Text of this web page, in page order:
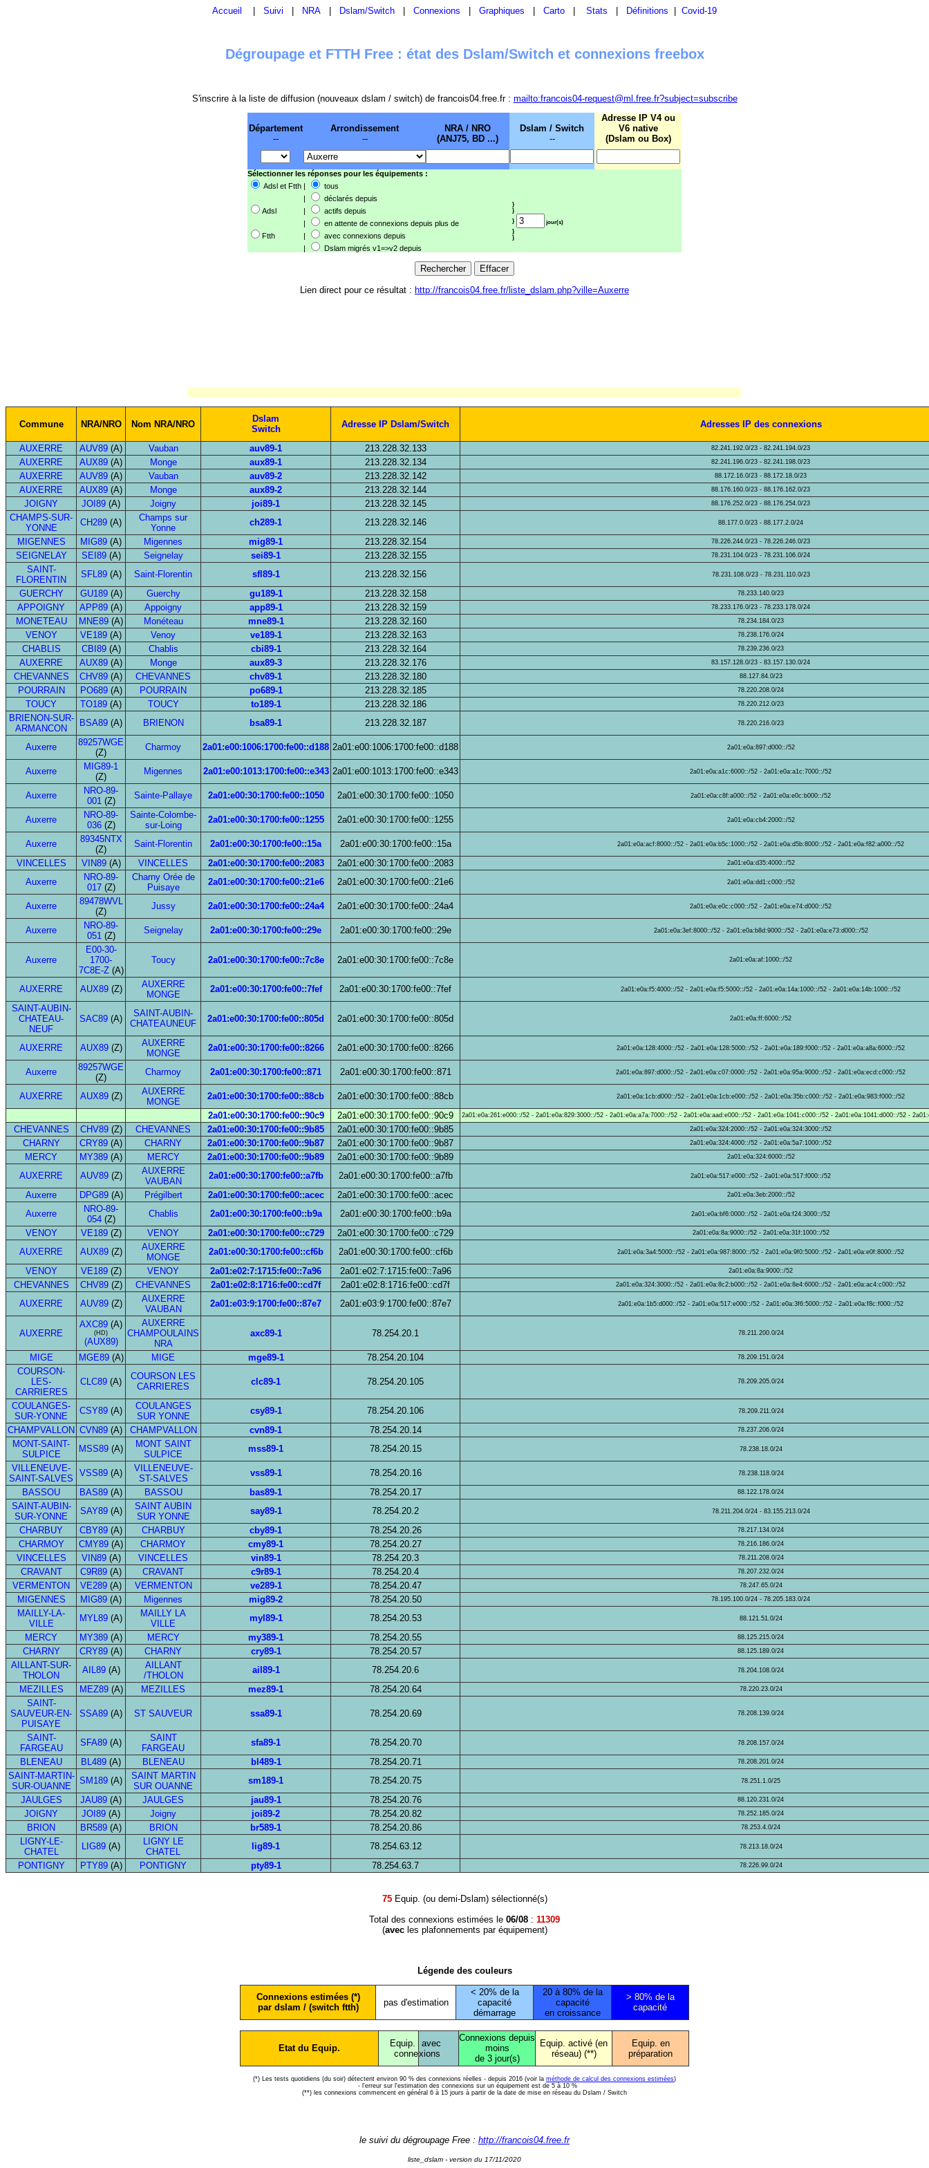
Accueil Suivi NRA Dslam/Switch Connexions Graphiques Carto Stats Définitions Covid-19
Dégroupage et FTTH Free : état des Dslam/Switch et connexions freebox
S'inscrire à la liste de diffusion (nouveaux dslam / switch) de francois04.free.fr : mailto:francois04-request@ml.free.fr?subject=subscribe
Département
--
Arrondissement
--
NRA / NRO
(ANJ75, BD ...)
Dslam / Switch
--
Adresse IP V4 ou
V6 native
(Dslam ou Box)
Sélectionner les réponses pour les équipements :
Adsl et Ftth |
tous
|
déclarés depuis
}
}
}
jour(s)
}
}
Adsl |
actifs depuis
|
en attente de connexions depuis plus de
Ftth
|
avec connexions depuis
|
Dslam migrés v1=>v2 depuis
Lien direct pour ce résultat : http://francois04.free.fr/liste_dslam.php?ville=Auxerre
Commune NRA/NRO Nom NRA/NRO
Dslam
Switch
Adresse IP Dslam/Switch Adresses IP des connexions
AUXERRE AUV89 (A) Vauban auv89-1 213.228.32.133 82.241.192.0/23 - 82.241.194.0/23
AUXERRE AUX89 (A) Monge aux89-1 213.228.32.134 82.241.196.0/23 - 82.241.198.0/23
AUXERRE AUV89 (A) Vauban auv89-2 213.228.32.142 88.172.16.0/23 - 88.172.18.0/23
AUXERRE AUX89 (A) Monge aux89-2 213.228.32.144 88.176.160.0/23 - 88.176.162.0/23
JOIGNY JOI89 (A) Joigny joi89-1 213.228.32.145 88.176.252.0/23 - 88.176.254.0/23
CHAMPS-SUR-
YONNE
CH289 (A)
Champs sur
Yonne
ch289-1 213.228.32.146 88.177.0.0/23 - 88.177.2.0/24
MIGENNES MIG89 (A) Migennes mig89-1 213.228.32.154 78.226.244.0/23 - 78.226.246.0/23
SEIGNELAY SEI89(A) Seignelay sei89-1 213.228.32.155 78.231.104.0/23 - 78.231.106.0/24
SAINT-
FLORENTIN
SFL89(A) Saint-Florentin sfl89-1 213.228.32.156 78.231.108.0/23 - 78.231.110.0/23
GUERCHY GU189(A) Guerchy gu189-1 213.228.32.158 78.233.140.0/23
APPOIGNY APP89 (A) Appoigny app89-1 213.228.32.159 78.233.176.0/23 - 78.233.178.0/24
MONETEAU MNE89 (A) Monéteau mne89-1 213.228.32.160 78.234.184.0/23
VENOY VE189 (A) Venoy ve189-1 213.228.32.163 78.238.176.0/24
CHABLIS CBI89(A) Chablis cbi89-1 213.228.32.164 78.239.236.0/23
AUXERRE AUX89 (A) Monge aux89-3 213.228.32.176 83.157.128.0/23 - 83.157.130.0/24
CHEVANNES CHV89 (A) CHEVANNES chv89-1 213.228.32.180 88.127.84.0/23
POURRAIN PO689(A) POURRAIN po689-1 213.228.32.185 78.220.208.0/24
TOUCY TO189 (A) TOUCY to189-1 213.228.32.186 78.220.212.0/23
BRIENON-SUR-
ARMANCON
BSA89 (A) BRIENON bsa89-1 213.228.32.187 78.220.216.0/23
Auxerre
89257WGE
(Z)
Charmoy 2a01:e00:1006:1700:fe00::d188 2a01:e00:1006:1700:fe00::d188 2a01:e0a:897:d000::/52
Auxerre
MIG89-1
(Z)
Migennes 2a01:e00:1013:1700:fe00::e343 2a01:e00:1013:1700:fe00::e343 2a01:e0a:a1c:6000::/52 - 2a01:e0a:a1c:7000::/52
Auxerre
NRO-89-
001(Z)
Sainte-Pallaye 2a01:e00:30:1700:fe00::1050 2a01:e00:30:1700:fe00::1050 2a01:e0a:c8f:a000::/52 - 2a01:e0a:e0c:b000::/52
Auxerre
NRO-89-
036(Z)
Sainte-Colombe-
sur-Loing
2a01:e00:30:1700:fe00::1255 2a01:e00:30:1700:fe00::1255 2a01:e0a:cb4:2000::/52
Auxerre
89345NTX
(Z)
Saint-Florentin 2a01:e00:30:1700:fe00::15a 2a01:e00:30:1700:fe00::15a 2a01:e0a:acf:8000::/52 - 2a01:e0a:b5c:1000::/52 - 2a01:e0a:d5b:8000::/52 - 2a01:e0a:f82:a000::/52
VINCELLES VIN89(A) VINCELLES 2a01:e00:30:1700:fe00::2083 2a01:e00:30:1700:fe00::2083 2a01:e0a:d35:4000::/52
Auxerre
NRO-89-
017(Z)
Charny Orée de
Puisaye
2a01:e00:30:1700:fe00::21e6 2a01:e00:30:1700:fe00::21e6 2a01:e0a:dd1:c000::/52
Auxerre
89478WVL
(Z)
Jussy 2a01:e00:30:1700:fe00::24a4 2a01:e00:30:1700:fe00::24a4 2a01:e0a:e0c:c000::/52 - 2a01:e0a:e74:d000::/52
Auxerre
NRO-89-
051(Z)
Seignelay 2a01:e00:30:1700:fe00::29e 2a01:e00:30:1700:fe00::29e 2a01:e0a:3ef:8000::/52 - 2a01:e0a:b8d:9000::/52 - 2a01:e0a:e73:d000::/52
Auxerre
E00-30-
1700-
7C8E-Z(A)
Toucy 2a01:e00:30:1700:fe00::7c8e 2a01:e00:30:1700:fe00::7c8e 2a01:e0a:af:1000::/52
AUXERRE AUX89(Z)
AUXERRE
MONGE
2a01:e00:30:1700:fe00::7fef 2a01:e00:30:1700:fe00::7fef 2a01:e0a:f5:4000::/52 - 2a01:e0a:f5:5000::/52 - 2a01:e0a:14a:1000::/52 - 2a01:e0a:14b:1000::/52
SAINT-AUBIN-
CHATEAU-
NEUF
SAC89 (A)
SAINT-AUBIN-
CHATEAUNEUF
2a01:e00:30:1700:fe00::805d 2a01:e00:30:1700:fe00::805d 2a01:e0a:ff:6000::/52
AUXERRE AUX89(Z)
AUXERRE
MONGE
2a01:e00:30:1700:fe00::8266 2a01:e00:30:1700:fe00::8266 2a01:e0a:128:4000::/52 - 2a01:e0a:128:5000::/52 - 2a01:e0a:189:f000::/52 - 2a01:e0a:a8a:6000::/52
Auxerre
89257WGE
(Z)
Charmoy 2a01:e00:30:1700:fe00::871 2a01:e00:30:1700:fe00::871 2a01:e0a:897:d000::/52 - 2a01:e0a:c07:0000::/52 - 2a01:e0a:95a:9000::/52 - 2a01:e0a:ecd:c000::/52
AUXERRE AUX89(Z)
AUXERRE
MONGE
2a01:e00:30:1700:fe00::88cb 2a01:e00:30:1700:fe00::88cb 2a01:e0a:1cb:d000::/52 - 2a01:e0a:1cb:e000::/52 - 2a01:e0a:35b:c000::/52 - 2a01:e0a:983:f000::/52
2a01:e00:30:1700:fe00::90c9 2a01:e00:30:1700:fe00::90c9 2a01:e0a:261:e000::/52 - 2a01:e0a:829:3000::/52 - 2a01:e0a:a7a:7000::/52 - 2a01:e0a:aad:e000::/52 - 2a01:e0a:1041:c000::/52 - 2a01:e0a:1041:d000::/52 -
CHEVANNES CHV89(Z) CHEVANNES 2a01:e00:30:1700:fe00::9b85 2a01:e00:30:1700:fe00::9b85 2a01:e0a:324:2000::/52 - 2a01:e0a:324:3000::/52
CHARNY CRY89 (A) CHARNY 2a01:e00:30:1700:fe00::9b87 2a01:e00:30:1700:fe00::9b87 2a01:e0a:324:4000::/52 - 2a01:e0a:5a7:1000::/52
MERCY MY389 (A) MERCY 2a01:e00:30:1700:fe00::9b89 2a01:e00:30:1700:fe00::9b89 2a01:e0a:324:6000::/52
AUXERRE AUV89(Z)
AUXERRE
VAUBAN
2a01:e00:30:1700:fe00::a7fb 2a01:e00:30:1700:fe00::a7fb 2a01:e0a:517:e000::/52 - 2a01:e0a:517:f000::/52
Auxerre DPG89(A) Prégilbert 2a01:e00:30:1700:fe00::acec 2a01:e00:30:1700:fe00::acec 2a01:e0a:3eb:2000::/52
Auxerre
NRO-89-
054(Z)
Chablis 2a01:e00:30:1700:fe00::b9a 2a01:e00:30:1700:fe00::b9a 2a01:e0a:bf6:0000::/52 - 2a01:e0a:f24:3000::/52
VENOY VE189(Z) VENOY 2a01:e00:30:1700:fe00::c729 2a01:e00:30:1700:fe00::c729 2a01:e0a:8a:9000::/52 - 2a01:e0a:31f:1000::/52
AUXERRE AUX89(Z)
AUXERRE
MONGE
2a01:e00:30:1700:fe00::cf6b 2a01:e00:30:1700:fe00::cf6b 2a01:e0a:3a4:5000::/52 - 2a01:e0a:987:8000::/52 - 2a01:e0a:9f0:5000::/52 - 2a01:e0a:e0f:8000::/52
VENOY VE189(Z) VENOY 2a01:e02:7:1715:fe00::7a96 2a01:e02:7:1715:fe00::7a96 2a01:e0a:8a:9000::/52
CHEVANNES CHV89(Z) CHEVANNES 2a01:e02:8:1716:fe00::cd7f 2a01:e02:8:1716:fe00::cd7f 2a01:e0a:324:3000::/52 - 2a01:e0a:8c2:b000::/52 - 2a01:e0a:8e4:6000::/52 - 2a01:e0a:ac4:c000::/52
AUXERRE AUV89(Z)
AUXERRE
VAUBAN
2a01:e03:9:1700:fe00::87e7 2a01:e03:9:1700:fe00::87e7 2a01:e0a:1b5:d000::/52 - 2a01:e0a:517:e000::/52 - 2a01:e0a:3f6:5000::/52 - 2a01:e0a:f8c:f000::/52
AUXERRE
AXC89 (A)
(HD)
(AUX89)
AUXERRE
CHAMPOULAINS
NRA
axc89-1 78.254.20.1 78.211.200.0/24
MIGE MGE89(A) MIGE mge89-1 78.254.20.104 78.209.151.0/24
COURSON-
LES-
CARRIERES
CLC89 (A)
COURSON LES
CARRIERES
clc89-1 78.254.20.105 78.209.205.0/24
COULANGES-
SUR-YONNE
CSY89 (A)
COULANGES
SUR YONNE
csy89-1 78.254.20.106 78.209.211.0/24
CHAMPVALLON CVN89 (A) CHAMPVALLON cvn89-1 78.254.20.14 78.237.206.0/24
MONT-SAINT-
SULPICE
MSS89 (A)
MONT SAINT
SULPICE
mss89-1 78.254.20.15 78.238.18.0/24
VILLENEUVE-
SAINT-SALVES
VSS89 (A)
VILLENEUVE-
ST-SALVES
vss89-1 78.254.20.16 78.238.118.0/24
BASSOU BAS89 (A) BASSOU bas89-1 78.254.20.17 88.122.178.0/24
SAINT-AUBIN-
SUR-YONNE
SAY89(A)
SAINT AUBIN
SUR YONNE
say89-1 78.254.20.2 78.211.204.0/24 - 83.155.213.0/24
CHARBUY CBY89 (A) CHARBUY cby89-1 78.254.20.26 78.217.134.0/24
CHARMOY CMY89 (A) CHARMOY cmy89-1 78.254.20.27 78.216.186.0/24
VINCELLES VIN89(A) VINCELLES vin89-1 78.254.20.3 78.211.208.0/24
CRAVANT C9R89 (A) CRAVANT c9r89-1 78.254.20.4 78.207.232.0/24
VERMENTON VE289 (A) VERMENTON ve289-1 78.254.20.47 78.247.65.0/24
MIGENNES MIG89 (A) Migennes mig89-2 78.254.20.50 78.195.100.0/24 - 78.205.183.0/24
MAILLY-LA-
VILLE
MYL89 (A)
MAILLY LA
VILLE
myl89-1 78.254.20.53 88.121.51.0/24
MERCY MY389 (A) MERCY my389-1 78.254.20.55 88.125.215.0/24
CHARNY CRY89 (A) CHARNY cry89-1 78.254.20.57 88.125.189.0/24
AILLANT-SUR-
THOLON
AIL89(A)
AILLANT
/THOLON
ail89-1 78.254.20.6 78.204.108.0/24
MEZILLES MEZ89(A) MEZILLES mez89-1 78.254.20.64 78.220.23.0/24
SAINT-
SAUVEUR-EN-
PUISAYE
SSA89 (A) ST SAUVEUR ssa89-1 78.254.20.69 78.208.139.0/24
SAINT-
FARGEAU
SFA89 (A)
SAINT
FARGEAU
sfa89-1 78.254.20.70 78.208.157.0/24
BLENEAU BL489 (A) BLENEAU bl489-1 78.254.20.71 78.208.201.0/24
SAINT-MARTIN-
SUR-OUANNE
SM189 (A)
SAINT MARTIN
SUR OUANNE
sm189-1 78.254.20.75 78.251.1.0/25
JAULGES JAU89 (A) JAULGES jau89-1 78.254.20.76 88.120.231.0/24
JOIGNY JOI89 (A) Joigny joi89-2 78.254.20.82 78.252.185.0/24
BRION BR589 (A) BRION br589-1 78.254.20.86 78.253.4.0/24
LIGNY-LE-
CHATEL
LIG89 (A)
LIGNY LE
CHATEL
lig89-1 78.254.63.12 78.213.18.0/24
PONTIGNY PTY89(A) PONTIGNY pty89-1 78.254.63.7 78.226.99.0/24
75Equip. (ou demi-Dslam) sélectionné(s)
Total des connexions estimées le 06/08 : 11309
(avecles plafonnements par équipement)
Légende des couleurs
Connexions estimées (*)
par dslam / (switch ftth)
pas d'estimation
< 20% de la
capacité
démarrage
20 à 80% de la
capacité
en croissance
> 80% de la
capacité
Etat du Equip.
Equip.
conne
avec
xions
Connexions depuis
moins
de 3 jour(s)
Equip. activé (en
réseau) (**)
Equip. en
préparation
(*) Les tests quotidiens (du soir) détectent environ 90 % des connexions réelles - depuis 2016 (voir la méthode de calcul des connexions estimées)
- l'erreur sur l'estimation des connexions sur un équipement est de 5 à 10 %
(**) les connexions commencent en général 6 à 15 jours à partir de la date de mise en réseau du Dslam / Switch
le suivi du dégroupage Free : http://francois04.free.fr
liste_dslam - version du 17/11/2020